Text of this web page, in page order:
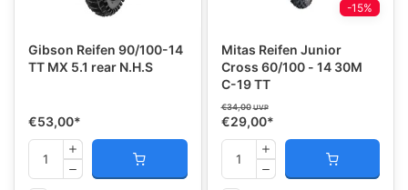
Gibson Reifen 90/100-14
TT MX 5.1 rear N.H.S
€53,00*
-15%
Mitas Reifen Junior
Cross 60/100 - 14 30M
C-19 TT
€34,00 UVP
€29,00*